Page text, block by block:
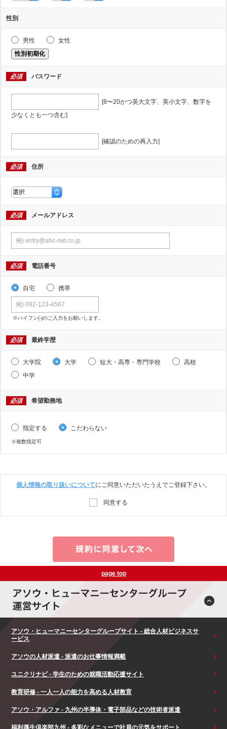
性別
男性
女性
性別初期化
必須 パスワード
[8〜20かつ英大文字、英小文字、数字を
少なくとも一つ含む]
[確認のための再入力]
必須 住所
必須 メールアドレス
必須 電話番号
自宅 携帯
※ハイフン(-)のご入力をお願いします。
必須 最終学歴
大学院 大学 短大・高専・専門学校
高校
中学
必須 希望勤務地
指定する こだわらない
※複数指定可
個人情報の取り扱いについてにご同意いただいたうえでご登録下さい。
同意する
page top
アソウ・ヒューマニーセンターグループサイト - 総合人材ビジネスサ
ービス
アソウの人材派遣 - 派遣のお仕事情報満載
ユニクリナビ - 学生のための就職活動応援サイト
教育研修 - 一人一人の能力を高める人材教育
アソウ・アルファ - 九州の半導体・電子部品などの技術者派遣
福利厚生倶楽部九州 - 多彩なメニューで社員の元気をサポート